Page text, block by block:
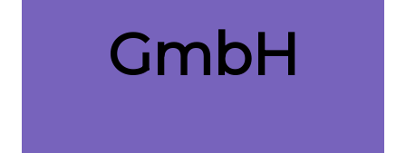
GmbH